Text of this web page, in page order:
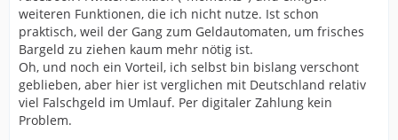
weiteren Funktionen, die ich nicht nutze. Ist schon
praktisch, weil der Gang zum Geldautomaten, um frisches
Bargeld zu ziehen kaum mehr nötig ist.
Oh, und noch ein Vorteil, ich selbst bin bislang verschont
geblieben, aber hier ist verglichen mit Deutschland relativ
viel Falschgeld im Umlauf. Per digitaler Zahlung kein
Problem.